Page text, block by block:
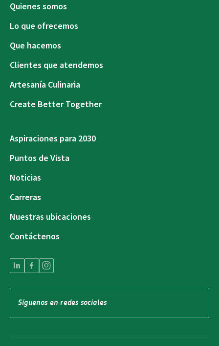
Quienes somos
Lo que ofrecemos
Que hacemos
Clientes que atendemos
Artesanía Culinaria
Create Better Together
Aspiraciones para 2030
Puntos de Vista
Noticias
Carreras
Nuestras ubicaciones
Contáctenos
Síguenos en redes sociales